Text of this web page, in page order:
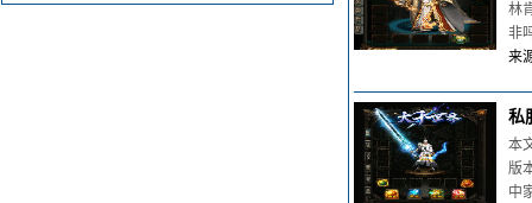
林
非
来
私
本
版
中